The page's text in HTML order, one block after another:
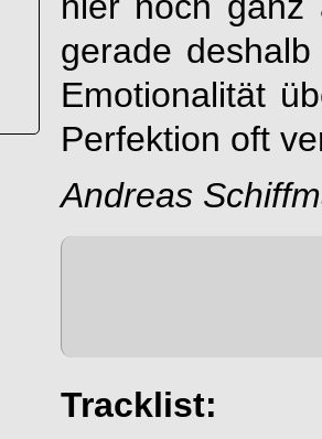
gerade
Emotionalität
Perfektion oft
Andreas
Tracklist: